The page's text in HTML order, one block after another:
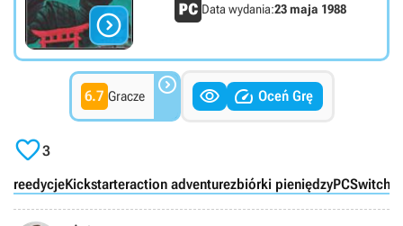
 Data wydania:23 maja 1988
6.7 Gracze    Oceń Grę
3
reedycjeKickstarteraction adventurezbiórki pieniędzyPCSwitch